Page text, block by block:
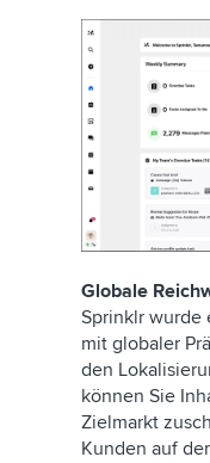
Globale
Sprinklr wurde
mit globaler
den
können Sie
Zielmarkt
Kunden auf